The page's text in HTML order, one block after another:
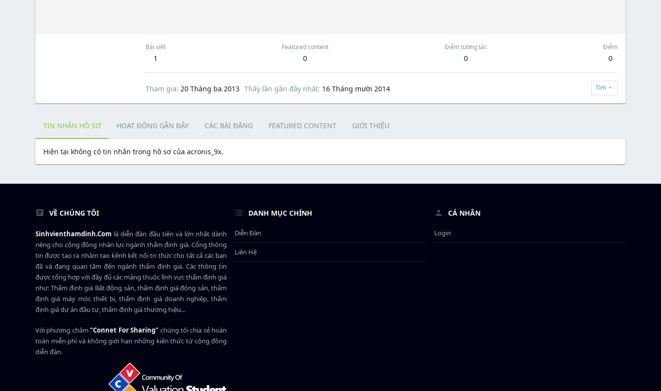
Bài viết
1
Featured content
0
Điểm tương tác
0
Điểm
0
Tham gia 20 Tháng ba 2013 Thấy lần gần đây nhất 16 Tháng mười 2014 Tìm
TIN NHẮN HỒ SƠ HOẠT ĐỘNG GẦN ĐÂY CÁC BÀI ĐĂNG FEATURED CONTENT GIỚI THIỆU
Hiện tại không có tin nhắn trong hồ sơ của acronis_9x.
VỀ CHÚNG TÔI
Sinhvienthamdinh.Com là diễn đàn đầu tiên và lớn nhất dành
riêng cho cộng đồng nhân lực ngành thẩm định giá. Cổng thông
tin được tạo ra nhằm tạo kênh kết nối tri thức cho tất cả các bạn
đã và đang quan tâm đến ngành thẩm định giá. Các thông tin
được tổng hợp với đầy đủ các mảng thuộc lĩnh vực thẩm định giá
như: Thẩm định giá Bất động sản, thẩm định giá động sản, thẩm
định giá máy móc thiết bị, thẩm định giá doanh nghiệp, thẩm
định giá dự án đầu tư, thẩm định giá thương hiệu...
Với phương châm"Connet For Sharing" chúng tôi chia sẻ hoàn
toàn miễn phí và không giới hạn những kiến thức từ cộng đồng
diễn đàn.
DANH MỤC CHÍNH
Diễn Đàn
Liên Hệ
CÁ NHÂN
Login